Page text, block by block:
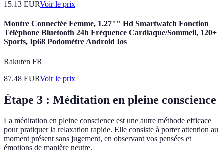
15.13 EURVoir le prix
Montre Connectée Femme, 1.27"" Hd Smartwatch Fonction
Téléphone Bluetooth 24h Fréquence Cardiaque/Sommeil, 120+
Sports, Ip68 Podomètre Android Ios
Rakuten FR
87.48 EURVoir le prix
Étape 3 : Méditation en pleine conscience
La méditation en pleine conscience est une autre méthode efficace
pour pratiquer la relaxation rapide. Elle consiste à porter attention au
moment présent sans jugement, en observant vos pensées et
émotions de manière neutre.